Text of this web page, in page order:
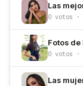
Las
0 votos ·
Fotos de
0 votos ·
Las